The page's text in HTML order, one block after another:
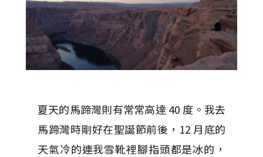
夏天的馬蹄灣則有常常高達 40 度。我去
馬蹄灣時剛好在聖誕節前後，12 月底的
天氣冷的連我雪靴裡腳指頭都是冰的，